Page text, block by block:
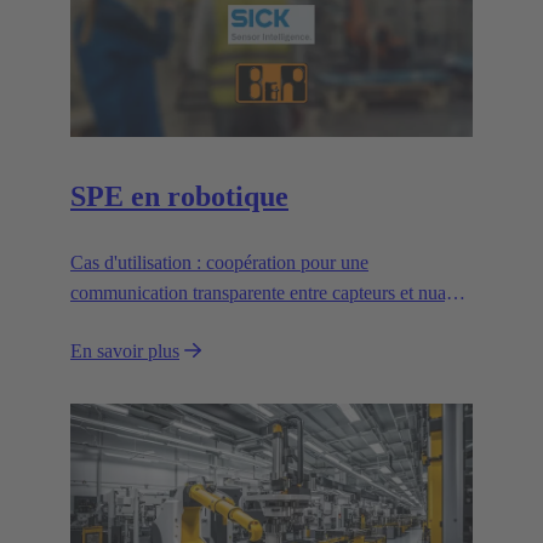
SPE en robotique
Cas d'utilisation : coopération pour une
communication transparente entre capteurs et nuages
En savoir plus